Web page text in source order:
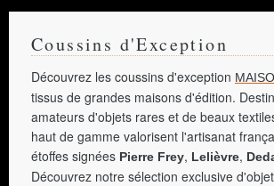
Coussins d'Exception
Découvrez les coussins d'exception
tissus de grandes maisons d'édition.
amateurs d'objets rares et de beaux
haut de gamme valorisent l'artisanat
étoffes signées Pierre Frey, Lelièvre,
Découvrez notre sélection exclusive